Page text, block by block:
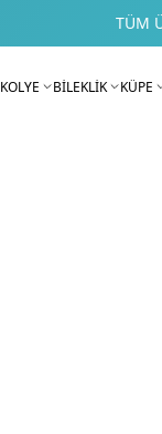
TÜM
KOLYE BİLEKLİK KÜPE